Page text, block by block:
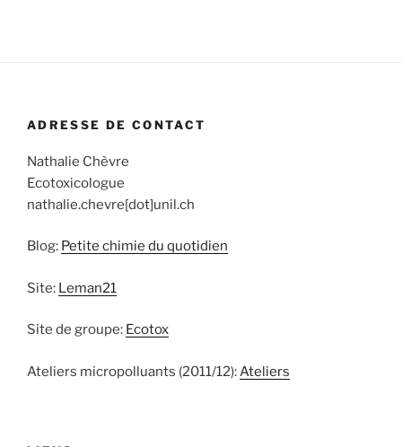
ADRESSE DE CONTACT
Nathalie Chèvre
Ecotoxicologue
nathalie.chevre[dot]unil.ch
Blog: Petite chimie du quotidien
Site: Leman21
Site de groupe: Ecotox
Ateliers micropolluants (2011/12):Ateliers